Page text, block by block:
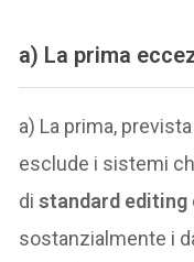
a) La prima
a) La prima,
esclude i sistemi
distandard editing
sostanzialmente i